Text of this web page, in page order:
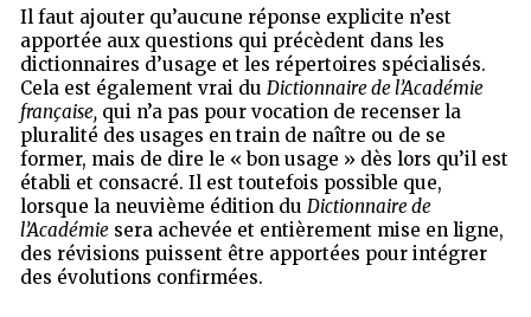
Il faut ajouter qu’aucune réponse explicite n’est
apportée aux questions qui précèdent dans les
dictionnaires d’usage et les répertoires spécialisés.
Cela est également vrai du Dictionnaire de l’Académie
française, qui n’a pas pour vocation de recenser la
pluralité des usages en train de naître ou de se
former, mais de dire le « bon usage » dès lors qu’il est
établi et consacré. Il est toutefois possible que,
lorsque la neuvième édition du Dictionnaire de
l’Académie sera achevée et entièrement mise en ligne,
des révisions puissent être apportées pour intégrer
des évolutions confirmées.